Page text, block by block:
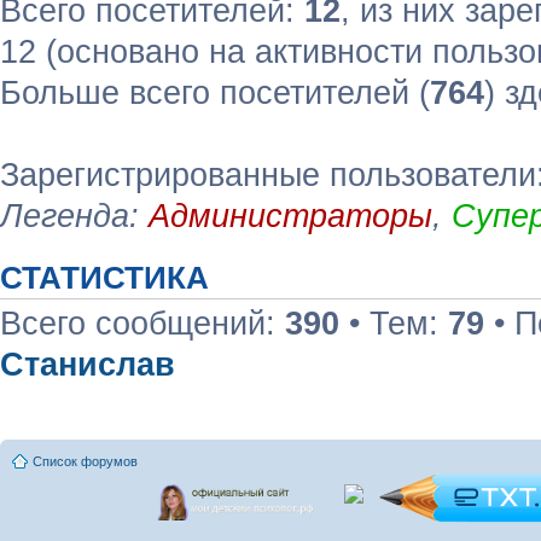
Всего посетителей: 12, из них
12 (основано на активности
Больше всего посетителей (764)
Зарегистрированные
Легенда:Администраторы,
СТАТИСТИКА
Всего сообщений: 390 • Тем: 79 •
Станислав
Список форумов